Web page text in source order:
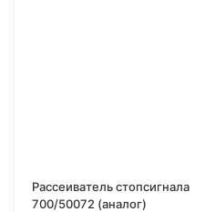
Рассеиватель стопсигнала
700/50072 (аналог)